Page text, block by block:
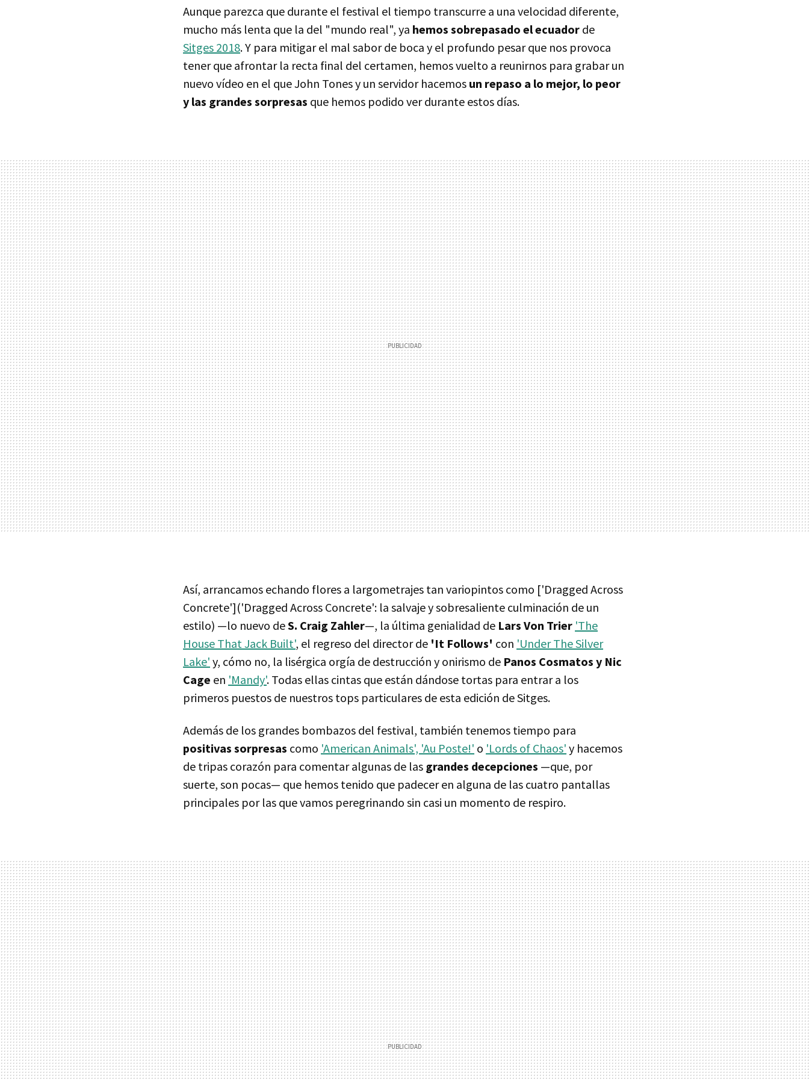
Aunque parezca que durante el festival el tiempo transcurre a una velocidad diferente,
mucho más lenta que la del "mundo real", ya hemos sobrepasado el ecuador de
Sitges 2018. Y para mitigar el mal sabor de boca y el profundo pesar que nos provoca
tener que afrontar la recta final del certamen, hemos vuelto a reunirnos para grabar un
nuevo vídeo en el que John Tones y un servidor hacemos un repaso a lo mejor, lo peor
y las grandes sorpresas que hemos podido ver durante estos días.
Así, arrancamos echando flores a largometrajes tan variopintos como ['Dragged Across
Concrete']('Dragged Across Concrete': la salvaje y sobresaliente culminación de un
estilo) —lo nuevo deS. Craig Zahler—, la última genialidad de Lars Von Trier 'The
House That Jack Built', el regreso del director de 'It Follows' con 'Under The Silver
Lake' y, cómo no, la lisérgica orgía de destrucción y onirismo de Panos Cosmatos y Nic
Cage en 'Mandy'. Todas ellas cintas que están dándose tortas para entrar a los
primeros puestos de nuestros tops particulares de esta edición de Sitges.
Además de los grandes bombazos del festival, también tenemos tiempo para
positivas sorpresas como 'American Animals', 'Au Poste!' o 'Lords of Chaos' y hacemos
de tripas corazón para comentar algunas de las grandes decepciones —que, por
suerte, son pocas— que hemos tenido que padecer en alguna de las cuatro pantallas
principales por las que vamos peregrinando sin casi un momento de respiro.